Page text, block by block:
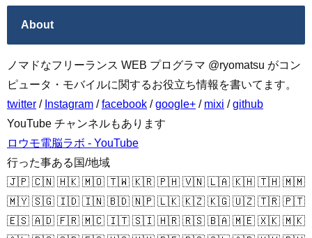
About
ノマドなフリーランス WEB プログラマ @ryomatsu がコン
ピュータ・モバイルに関するお役立ち情報を書いてます。
twitter / Instagram /facebook /google+ / mixi /github
YouTube チャンネルもあります
ロウモ電脳ラボ - YouTube
行った事ある国/地域
🇯🇵 🇨🇳 🇭🇰 🇲🇴 🇹🇼 🇰🇷 🇵🇭 🇻🇳 🇱🇦 🇰🇭 🇹🇭 🇲🇲
🇲🇾 🇸🇬 🇮🇩 🇮🇳 🇧🇩 🇳🇵 🇱🇰 🇰🇿 🇰🇬 🇺🇿 🇹🇷 🇵🇹
🇪🇸 🇦🇩 🇫🇷 🇲🇨 🇮🇹 🇸🇮 🇭🇷 🇷🇸 🇧🇦 🇲🇪 🇽🇰 🇲🇰